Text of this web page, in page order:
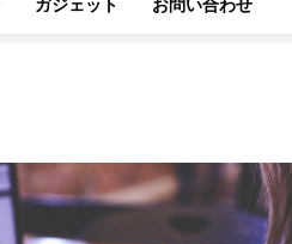
ガジェット お問い合わせ